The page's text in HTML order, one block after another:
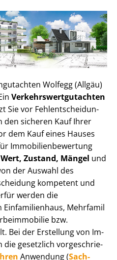
Wolfegg (Allgäu)
Ver­kehrs­wert­gut­ach­ten
Sie vor Fehl­ent­schei­dun­
den sicheren Kauf Ihrer
dem Kauf eines Hauses
Im­mo­bi­li­en­be­wer­tung
Wert, Zustand, Mängel und
der Auswahl des
kompetent und
werden die
Mehr­fa­mi­l
bzw.
Bei der Erstellung von Im­
die gesetzlich vor­ge­schrie­
Anwendung (Sach­